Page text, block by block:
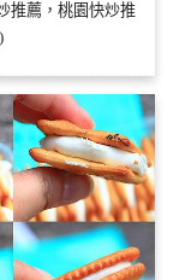
推薦，桃園快炒推